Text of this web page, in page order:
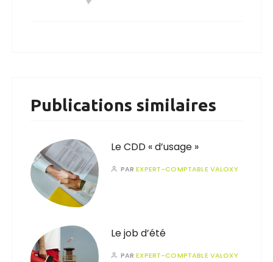
Publications similaires
Le CDD « d’usage »
PAREXPERT-COMPTABLE VALOXY
Le job d’été
PAREXPERT-COMPTABLE VALOXY